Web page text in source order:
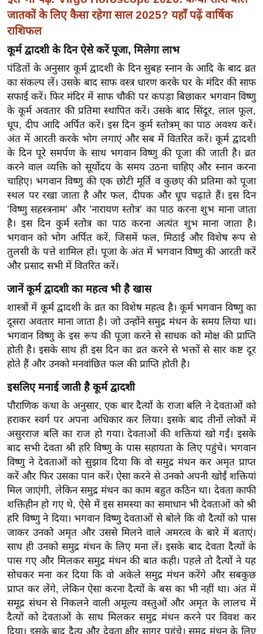
ल
बे
मि
सा
ल
श
ख्सि
य
त
यं
ग
इं
डि
या
सा
हि
त्य
ज
ग
त
ऑ
टो
व
र्ल्ड
न्यू
ज
ब्री
फ
म
नो
रं
ज
न
ज
ग
त
बॉ
ली
वु
जातकों के लिए कैसा रहेगा साल 2025? यहाँ पढ़ें वार्षिक
राशिफल
कूर्म द्वादशी के दिन ऐसे करें पूजा, मिलेगा लाभ
पंडितों के अनुसार कूर्म द्वादशी के दिन सुबह स्नान के आदि के बाद व्रत
का संकल्प लें। उसके बाद साफ वस्त्र धारण करके घर के मंदिर की साफ
सफाई करें। फिर मंदिर में साफ चौकी पर कपड़ा बिछाकर भगवान विष्णु
के कूर्म अवतार की प्रतिमा स्थापित करें। उसके बाद सिंदूर, लाल फूल,
धूप, दीप आदि अर्पित करें। इस दिन कुर्म स्तोत्रम् का पाठ अवश्य करें।
अंत में आरती करके भोग लगाएं और सब में वितरित करें। कूर्म द्वादशी
के दिन पूरे समर्पण के साथ भगवान विष्णु की पूजा की जाती है। व्रत
करने वाल व्यक्ति को सूर्योदय के समय उठना चाहिए और स्नान करना
चाहिए। भगवान विष्णु की एक छोटी मूर्ति व कुछए की प्रतिमा को पूजा
स्थल पर रखा जाता है और फल, दीपक और धूप चढ़ाते हैं। इस दिन
’विष्णु सहस्त्रनाम’ और ’नारायण स्तोत्र’ का पाठ करना शुभ माना जाता
है। इस दिन कुर्म स्तोत्र का पाठ करना अत्यंत शुभ माना जाता है।
भगवान को भोग अर्पित करें, जिसमें फल, मिठाई और विशेष रूप से
तुलसी के पत्ते शामिल हों। पूजा के अंत में भगवान विष्णु की आरती करें
और प्रसाद सभी में वितरित करें।
जानें कूर्म द्वादशी का महत्व भी है खास
शास्त्रों में कूर्म द्वादशी के व्रत का विशेष महत्व है। कूर्म भगवान विष्णु का
दूसरा अवतार माना जाता है। जो उन्होंने समुद्र मंथन के समय लिया था।
भगवान विष्णु के इस रूप की पूजा करने से साधक को मोक्ष की प्राप्ति
होती है। इसके साथ ही इस दिन का व्रत करने से भक्तों से सार कष्ट दूर
होते हैं और उनको मनवांछित फल की प्राप्ति होती है।
इसलिए मनाई जाती है कूर्म द्वादशी
पौराणिक कथा के अनुसार, एक बार दैत्यों के राजा बलि ने देवताओं को
हराकर स्वर्ग पर अपना अधिकार कर लिया। इसके बाद तीनों लोकों में
असुरराज बलि का राज हो गया। देवताओं की शक्तियां खो गईं। इसके
बाद सभी देवता श्री हरि विष्णु के पास सहायता के लिए पहुंचे। भगवान
विष्णु ने देवताओं को सुझाव दिया कि वो समुद्र मंथन कर अमृत प्राप्त
करें और फिर उसका पान करें। ऐसा करने से उनको अपनी खोईं शक्तियां
मिल जाएंगी, लेकिन समुद्र मंथन का काम बहुत कठिन था। देवता काफी
शक्तिहीन हो गए थे, ऐसे में इस समस्या का समाधान भी देवताओं को श्री
हरि विष्णु ने दिया। भगवान विष्णु देवताओं से बोले कि वो दैत्यों को पास
जाकर उनको अमृत और उससे मिलने वाले अमरत्व के बारे में बताएं।
साथ ही उनको समुद्र मंथन के लिए मना लें। इसके बाद देवता दैत्यों के
पास गए और मिलकर समुद्र मंथन की बात कही। पहले तो दैत्यों ने यह
सोचकर मना कर दिया कि वो अकेले समुद्र मंथन करेंगे और सबकुछ
प्राप्त कर लेंगे, लेकिन ऐसा करना दैत्यों के बस का भी नहीं था। अंत में
समूद्र संथन से निकलने वाली अमूल्य वस्तुओं और अमृत के लालच में
दैत्यों को देवताओं के साथ मिलकर समुद्र मंथन करने पर विवश कर
दिया। इसके बाद दैत्य और देवता क्षीर सागर पहुंचे। समुद्र मंथन के लिए